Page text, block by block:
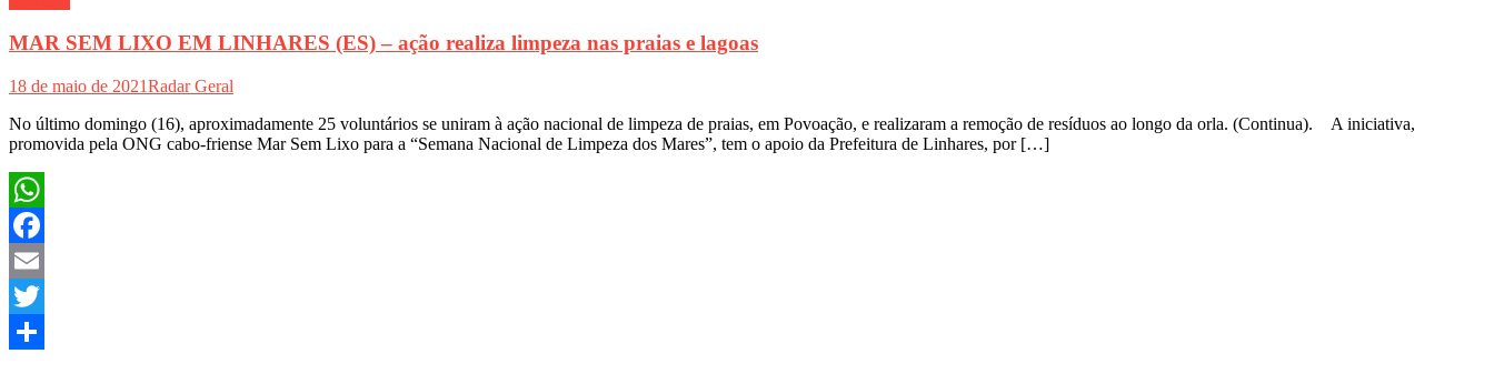
MAR SEM LIXO EM LINHARES (ES) – ação realiza limpeza nas praias e lagoas
18 de maio de 2021Radar Geral
No último domingo (16), aproximadamente 25 voluntários se uniram à ação nacional de limpeza de praias, em Povoação, e realizaram a remoção de resíduos ao longo da orla. (Continua). A iniciativa,
promovida pela ONG cabo-friense Mar Sem Lixo para a “Semana Nacional de Limpeza dos Mares”, tem o apoio da Prefeitura de Linhares, por […]
WhatsApp
Facebook
Email
Twitter